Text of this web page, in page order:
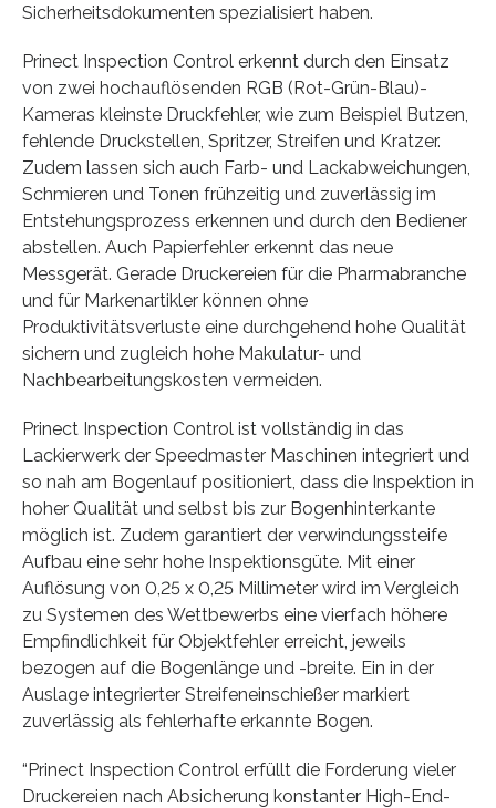
Sicherheitsdokumenten spezialisiert haben.
Prinect Inspection Control erkennt durch den Einsatz
von zwei hochauflösenden RGB (Rot-Grün-Blau)-
Kameras kleinste Druckfehler, wie zum Beispiel Butzen,
fehlende Druckstellen, Spritzer, Streifen und Kratzer.
Zudem lassen sich auch Farb- und Lackabweichungen,
Schmieren und Tonen frühzeitig und zuverlässig im
Entstehungsprozess erkennen und durch den Bediener
abstellen. Auch Papierfehler erkennt das neue
Messgerät. Gerade Druckereien für die Pharmabranche
und für Markenartikler können ohne
Produktivitätsverluste eine durchgehend hohe Qualität
sichern und zugleich hohe Makulatur- und
Nachbearbeitungskosten vermeiden.
Prinect Inspection Control ist vollständig in das
Lackierwerk der Speedmaster Maschinen integriert und
so nah am Bogenlauf positioniert, dass die Inspektion in
hoher Qualität und selbst bis zur Bogenhinterkante
möglich ist. Zudem garantiert der verwindungssteife
Aufbau eine sehr hohe Inspektionsgüte. Mit einer
Auflösung von 0,25 x 0,25 Millimeter wird im Vergleich
zu Systemen des Wettbewerbs eine vierfach höhere
Empfindlichkeit für Objektfehler erreicht, jeweils
bezogen auf die Bogenlänge und -breite. Ein in der
Auslage integrierter Streifeneinschießer markiert
zuverlässig als fehlerhafte erkannte Bogen.
“Prinect Inspection Control erfüllt die Forderung vieler
Druckereien nach Absicherung konstanter High-End-